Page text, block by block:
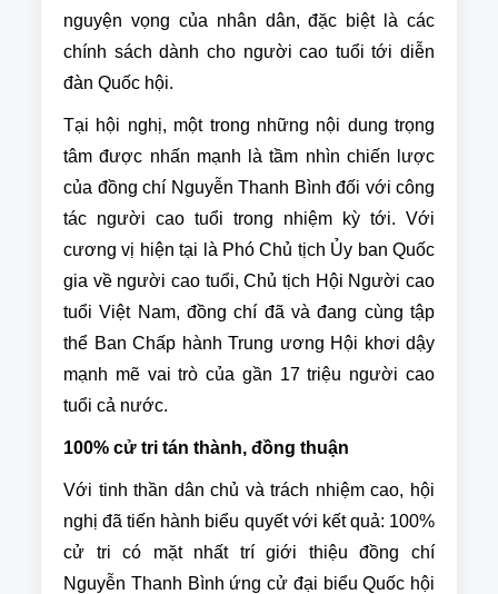
nguyện vọng của nhân dân, đặc biệt là các
chính sách dành cho người cao tuổi tới diễn
đàn Quốc hội.
Tại hội nghị, một trong những nội dung trọng
tâm được nhấn mạnh là tầm nhìn chiến lược
của đồng chí Nguyễn Thanh Bình đối với công
tác người cao tuổi trong nhiệm kỳ tới. Với
cương vị hiện tại là Phó Chủ tịch Ủy ban Quốc
gia về người cao tuổi, Chủ tịch Hội Người cao
tuổi Việt Nam, đồng chí đã và đang cùng tập
thể Ban Chấp hành Trung ương Hội khơi dậy
mạnh mẽ vai trò của gần 17 triệu người cao
tuổi cả nước.
100% cử tri tán thành, đồng thuận
Với tinh thần dân chủ và trách nhiệm cao, hội
nghị đã tiến hành biểu quyết với kết quả: 100%
cử tri có mặt nhất trí giới thiệu đồng chí
Nguyễn Thanh Bình ứng cử đại biểu Quốc hội